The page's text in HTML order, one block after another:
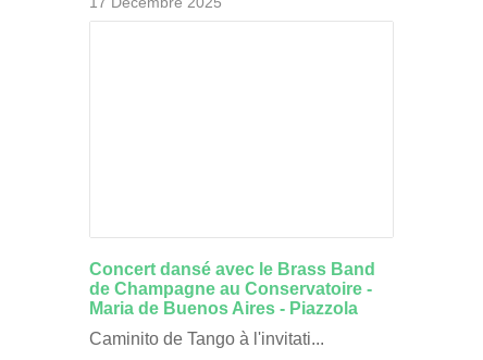
Concert dansé avec le Brass Band
de Champagne au Conservatoire -
Maria de Buenos Aires - Piazzola
Caminito de Tango à l'invitati...